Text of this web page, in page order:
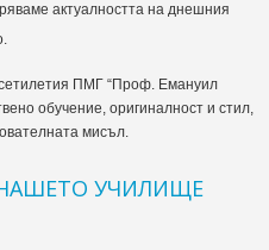
актуалността на днешния
ПМГ “Проф. Емануил
обучение, оригиналност и стил,
мисъл.
УЧИЛИЩЕ